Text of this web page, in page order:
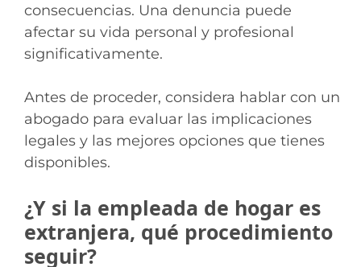
consecuencias. Una denuncia puede
afectar su vida personal y profesional
significativamente.
Antes de proceder, considera hablar con un
abogado para evaluar las implicaciones
legales y las mejores opciones que tienes
disponibles.
¿Y si la empleada de hogar es
extranjera, qué procedimiento
seguir?